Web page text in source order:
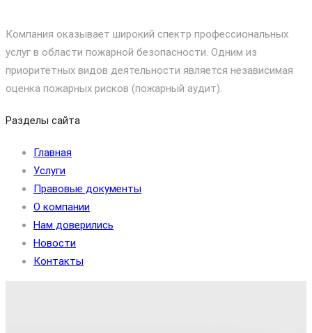
Компания оказывает широкий спектр профессиональных
услуг в области пожарной безопасности. Одним из
приоритетных видов деятельности является независимая
оценка пожарных рисков (пожарный аудит).
Разделы сайта
Главная
Услуги
Правовые документы
О компании
Нам доверились
Новости
Контакты